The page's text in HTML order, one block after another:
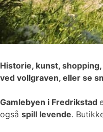
Historie, kunst,
ved vollgraven, eller se
Gamlebyen i Fredrikstad
også spill levende.